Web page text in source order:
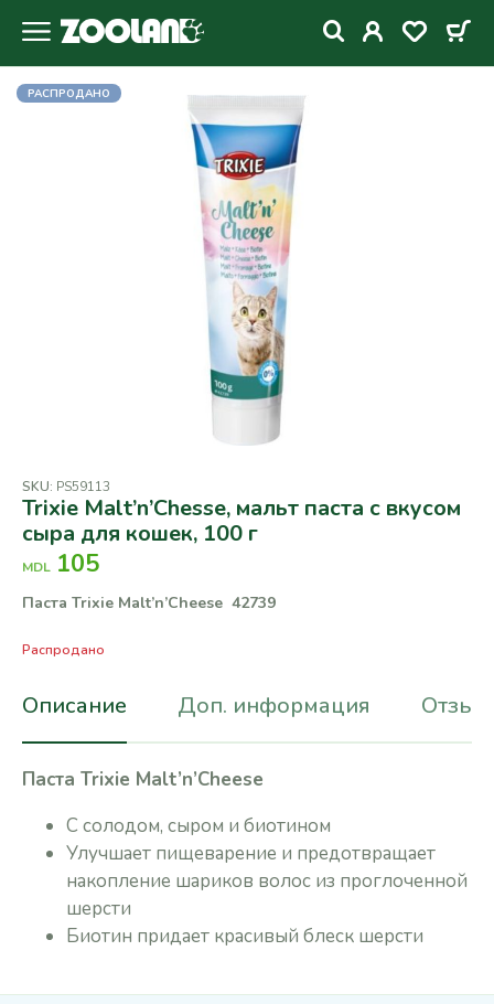
РАСПРОДАНО
SKU: PS59113
Trixie Malt’n’Chesse, мальт паста с вкусом
сыра для кошек, 100 г
MDL 105
Паста Trixie Malt’n’Cheese 42739
Распродано
Описание Доп. информация
Паста Trixie Malt’n’Cheese
С солодом, сыром и биотином
Улучшает пищеварение и предотвращает
накопление шариков волос из проглоченной
шерсти
Биотин придает красивый блеск шерсти